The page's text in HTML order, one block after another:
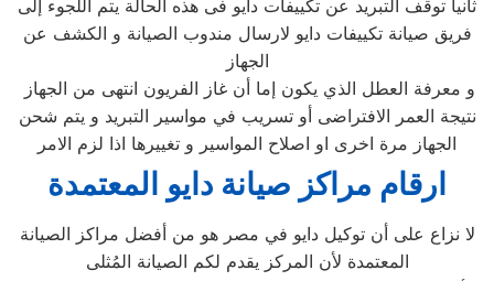
ثانيا توقف التبريد عن تكييفات دايو فى هذه الحالة يتم اللجوء إلى
فريق صيانة تكييفات دايو لارسال مندوب الصيانة و الكشف عن
الجهاز
نتيجة العمر الافتراضى أو تسريب في مواسير التبريد و يتم شحن
الجهاز مرة اخرى او اصلاح المواسير و تغييرها اذا لزم الامر
ارقام مراكز صيانة دايو المعتمدة
لا نزاع على أن توكيل دايو في مصر هو من أفضل مراكز الصيانة
المعتمدة لأن المركز يقدم لكم الصيانة المُثلى